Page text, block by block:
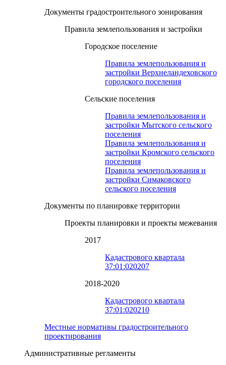
Документы градостроительного зонирования
Правила землепользования и застройки
Городское поселение
Правила землепользования и
застройки Верхнеландеховского
городского поселения
Сельские поселения
Правила землепользования и
застройки Мытского сельского
поселения
Правила землепользования и
застройки Кромского сельского
поселения
Правила землепользования и
застройки Симаковского
сельского поселения
Документы по планировке территории
Проекты планировки и проекты межевания
2017
Кадастрового квартала
37:01:020207
2018-2020
Кадастрового квартала
37:01:020210
Местные нормативы градостроительного
проектирования
Административные регламенты